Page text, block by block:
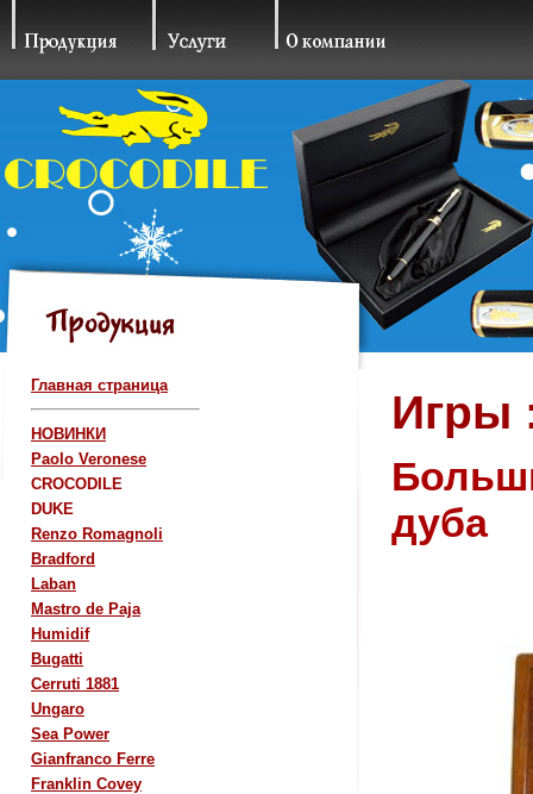
Главная страница
НОВИНКИ
Paolo Veronese
CROCODILE
DUKE
Renzo Romagnoli
Bradford
Laban
Mastro de Paja
Humidif
Bugatti
Cerruti 1881
Ungaro
Sea Power
Gianfranco Ferre
Franklin Covey
Игры
дуба